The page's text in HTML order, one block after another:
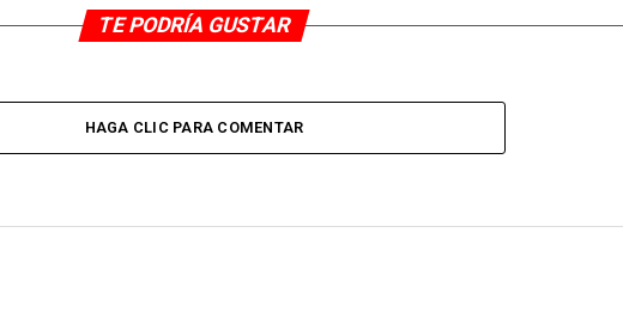
TE PODRÍA GUSTAR
HAGA CLIC PARA COMENTAR